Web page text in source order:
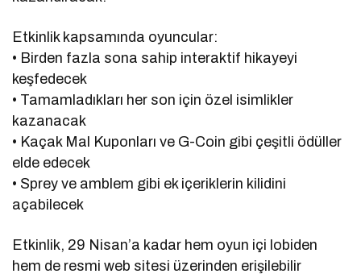
Etkinlik kapsamında oyuncular:
• Birden fazla sona sahip interaktif hikayeyi
keşfedecek
• Tamamladıkları her son için özel isimlikler
kazanacak
• Kaçak Mal Kuponları ve G-Coin gibi çeşitli ödüller
elde edecek
• Sprey ve amblem gibi ek içeriklerin kilidini
açabilecek
Etkinlik, 29 Nisan’a kadar hem oyun içi lobiden
hem de resmi web sitesi üzerinden erişilebilir